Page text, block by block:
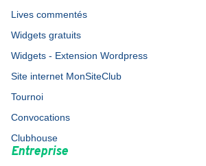
Lives commentés
Widgets gratuits
Widgets - Extension Wordpress
Site internet MonSiteClub
Tournoi
Convocations
Clubhouse
Entreprise